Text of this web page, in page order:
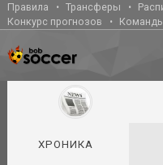
Правила Трансферы
Конкурс прогнозов
ХРОНИКА